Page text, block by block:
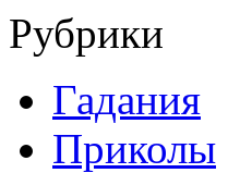
Рубрики
Гадания
Приколы